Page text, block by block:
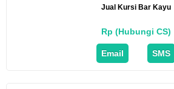
Jual Kursi Bar Kayu
Rp (Hubungi CS)
Email SMS